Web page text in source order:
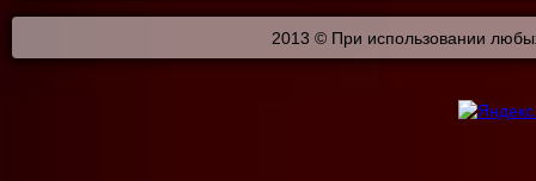
2013 © При использовании